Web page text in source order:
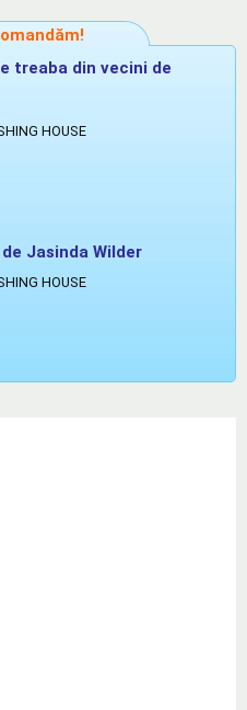
treaba din vecini de
HOUSE
Jasinda Wilder
HOUSE